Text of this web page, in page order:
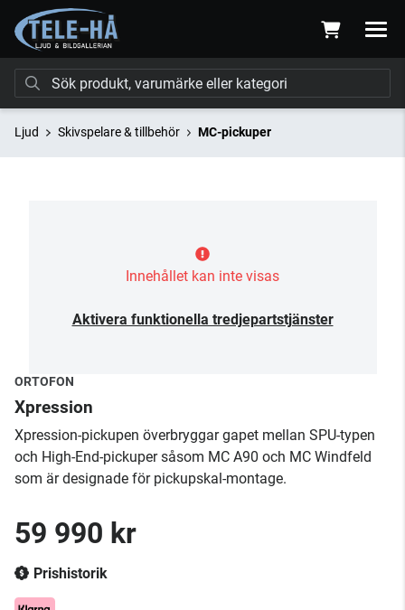
Ljud Skivspelare & tillbehör MC-pickuper
Innehållet kan inte visas
Aktivera funktionella tredjepartstjänster
ORTOFON
Xpression
Xpression-pickupen överbryggar gapet mellan SPU-typen
och High-End-pickuper såsom MC A90 och MC Windfeld
som är designade för pickupskal-montage.
59 990 kr
Prishistorik